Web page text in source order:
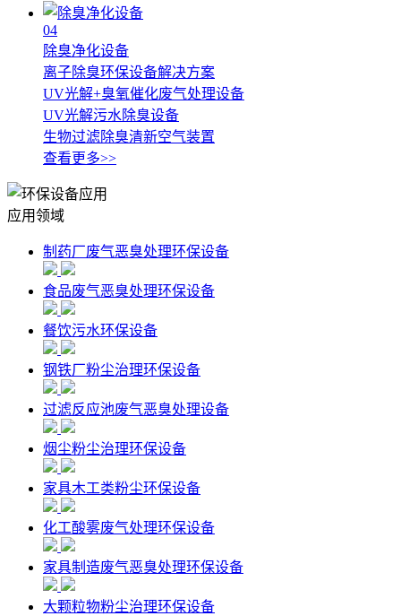
04
除臭净化设备
离子除臭环保设备解决方案
UV光解+臭氧催化废气处理设备
UV光解污水除臭设备
生物过滤除臭清新空气装置
查看更多>>
应用领域
制药厂废气恶臭处理环保设备
食品废气恶臭处理环保设备
餐饮污水环保设备
钢铁厂粉尘治理环保设备
过滤反应池废气恶臭处理设备
烟尘粉尘治理环保设备
家具木工类粉尘环保设备
化工酸雾废气处理环保设备
家具制造废气恶臭处理环保设备
大颗粒物粉尘治理环保设备